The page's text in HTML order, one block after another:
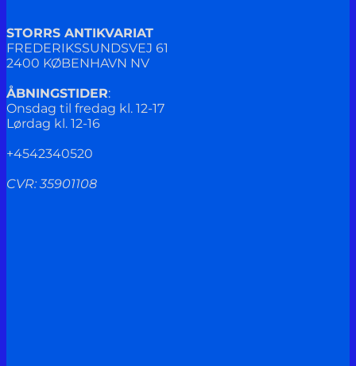
STORRS ANTIKVARIAT
FREDERIKSSUNDSVEJ 61
2400 KØBENHAVN NV
ÅBNINGSTIDER:
Onsdag til fredag kl. 12-17
Lørdag kl. 12-16
+4542340520
CVR: 35901108